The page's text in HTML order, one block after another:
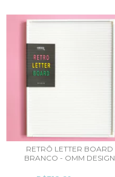
RETRÔ LETTER BOARD
BRANCO - OMM DESIGN